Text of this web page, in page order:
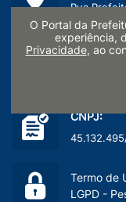
Rua
Centro,
Telefone:
(19) 3404-
CNPJ:
Termo de
LGPD -
O Portal da
experiência,
Privacidade, ao